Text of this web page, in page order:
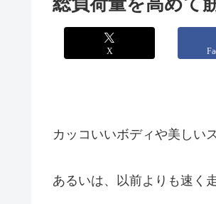
X
カッコいいボディや美しい
あるいは、以前よりも速く